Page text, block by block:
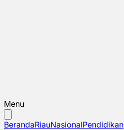
Menu
BerandaRiauNasionalPendidikan